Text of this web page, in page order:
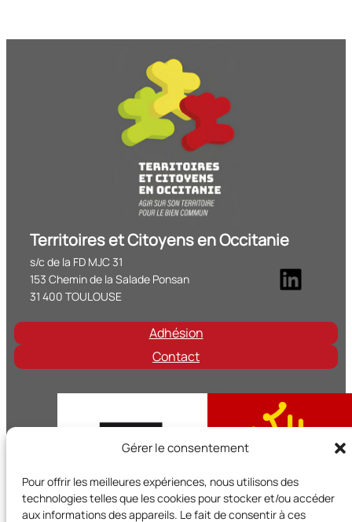
Gérer le consentement
Pour offrir les meilleures expériences, nous utilisons des
technologies telles que les cookies pour stocker et/ou accéder
aux informations des appareils. Le fait de consentir à ces
Territoires et Citoyens en Occitanie
s/c de la FD MJC 31
153 Chemin de la Salade Ponsan
31 400 TOULOUSE
Adhésion
Contact